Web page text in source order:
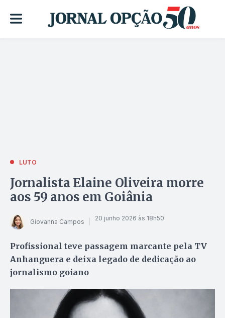
LUTO
Jornalista Elaine Oliveira morre
aos 59 anos em Goiânia
Giovanna Campos 20 junho 2026 às 18h50
Profissional teve passagem marcante pela TV
Anhanguera e deixa legado de dedicação ao
jornalismo goiano